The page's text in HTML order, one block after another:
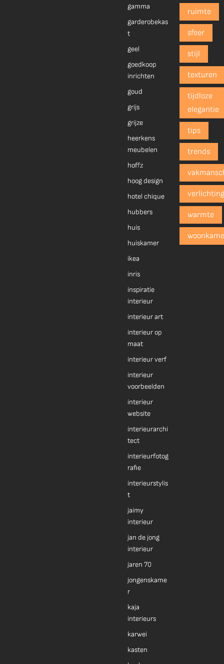
gamma
garderobekas
t
geel
goedkoop
inrichten
goud
grijs
grijze
heerkens
meubelen
hoffz
hoog design
hotel chique
hubbers
huis
huiskamer
ikea
inris
inspiratie
interieur
interieur art
interieur op
maat
interieur verf
interieur
voorbeelden
interieur
website
interieurarchi
tect
interieurfotog
rafie
interieurstylis
t
jaimy
interieur
jan de jong
interieur
jaren 70
jongenskame
r
kaja
interieurs
karwei
kasten
ruimte
sfeer
stijl
texturen
tijdloze
elegantie
tips
trends
warmte